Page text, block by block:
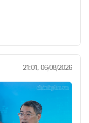
21:01, 06/08/2026